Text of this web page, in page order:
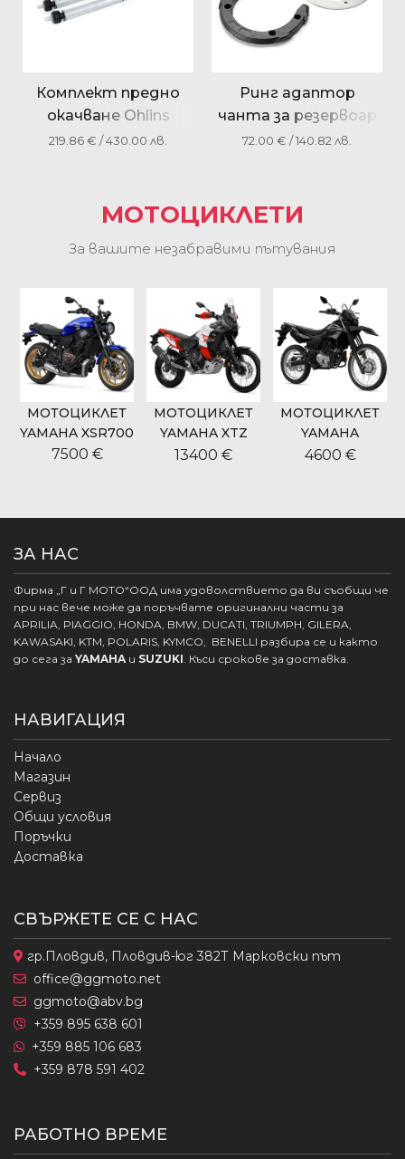
Комплект предно
окачване Ohlins
Yamaha YZF-R3 / MT-
219.86€ / 430.00 лв.
Ринг адаптор
чанта за резервоар
Yamaha
72.00 € / 140.82 лв.
МОТОЦИКЛЕТИ
За вашите незабравими пътувания
МОТОЦИКЛЕТ
YAMAHA XSR700
7500 €
МОТОЦИКЛЕТ
YAMAHA XTZ
700 TENERE
13400 €
МОТОЦИКЛЕТ
YAMAHA
WR125R
4600 €
ЗА НАС
Фирма „Г и Г МОТО“ООД има удоволствието да ви съобщи че
при нас вече може да поръчвате оригинални части за
APRILIA, PIAGGIO, HONDA, BMW, DUCATI, TRIUMPH, GILERA,
KAWASAKI, KTM, POLARIS, KYMCO, BENELLI разбира се и както
до сега за YAMAHA и SUZUKI. Къси срокове за доставка.
НАВИГАЦИЯ
Начало
Магазин
Сервиз
Общи условия
Поръчки
Доставка
СВЪРЖЕТЕ СЕ С НАС
гр.Пловдив, Пловдив-юг 382Т Марковски път
office@ggmoto.net
ggmoto@abv.bg
+359 895 638 601
+359 885 106 683
+359 878 591 402
РАБОТНО ВРЕМЕ